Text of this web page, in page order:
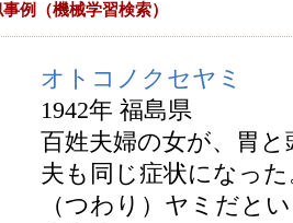
例（機械学習検索）
オトコノクセヤミ
1942年 福島県
百姓夫婦の女が、胃
夫も同じ症状になっ
（つわり）ヤミだと